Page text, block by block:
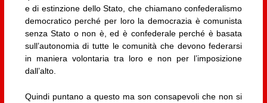
e di estinzione dello Stato, che chiamano confederalismo
democratico perché per loro la democrazia è comunista
senza Stato o non è, ed è confederale perché è basata
sull’autonomia di tutte le comunità che devono federarsi
in maniera volontaria tra loro e non per l’imposizione
dall’alto.
Quindi puntano a questo ma son consapevoli che non si